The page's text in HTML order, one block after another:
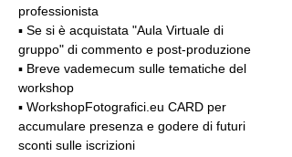
professionista
▪️ Se si è acquistata "Aula Virtuale di
gruppo" di commento e post-produzione
▪️ Breve vademecum sulle tematiche del
workshop
▪️ WorkshopFotografici.eu CARD per
accumulare presenza e godere di futuri
sconti sulle iscrizioni